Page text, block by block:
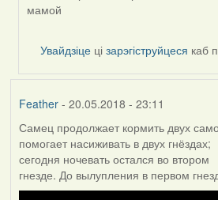
reply
(госць)
мамой
Увайдзіце цізарэгіструйцеся каб
Feather- 20.05.2018 - 23:11
Самец продолжает кормить двух
помогает насиживать в двух гнёздах;
сегодня ночевать остался во втором
гнезде. До вылупления в первом